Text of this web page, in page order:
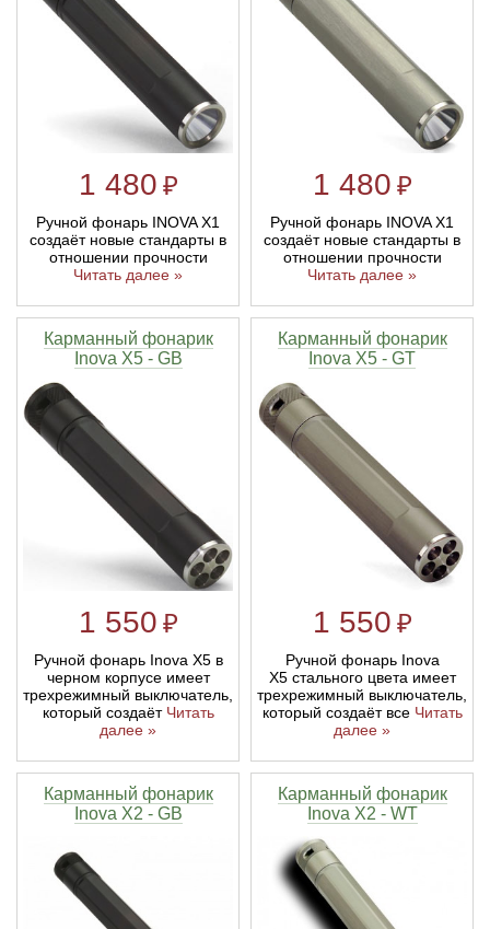
1 480 ₽
Ручной фонарь INOVA X1
создаёт новые стандарты в
отношении прочности
Читать далее »
1 480 ₽
Ручной фонарь INOVA X1
создаёт новые стандарты в
отношении прочности
Читать далее »
Карманный фонарик
Inova X5 - GB
1 550 ₽
Ручной фонарь Inova X5 в
черном корпусе имеет
трехрежимный выключатель,
который создаёт Читать
далее »
Карманный фонарик
Inova X5 - GT
1 550 ₽
Ручной фонарь Inova
X5 стального цвета имеет
трехрежимный выключатель,
который создаёт все Читать
далее »
Карманный фонарик
Inova X2 - GB
Карманный фонарик
Inova X2 - WT
Тетивы и тросы для арбалетов
Натяжители для арбалетов
Подставки для лука
Тетива для лука, нити
Плечи для лука
Нагрудники
Краги для стрельбы
Напальчники для классических луков
Перчатки для традиционных луков
Линейки для настройки лука
Кликеры для лука
Плунжеры для лука
Киссеры для лука
Инсерты для арбалетных стрел
Инсерты для лучных стрел
Стрелы для арбалета
Выниматели для стрел
Тычковые ножи
Непальские кукри
Ножи тактические
Топоры
Топорики-томагавки
Ножи известных брендов
Мультитулы
Метательные ножи
Механические точилки для ножей
Паста для полировки ножей